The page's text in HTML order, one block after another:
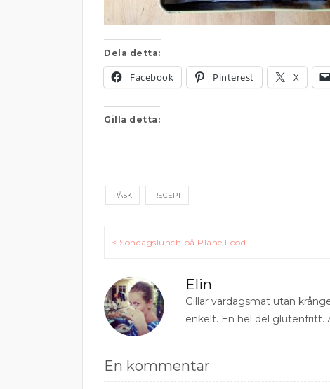
Dela detta:
Facebook Pinterest X
Gilla detta:
PÅSK RECEPT
Inläggsnavigering
< Söndagslunch på Plane Food
Elin
Gillar vardagsmat utan
enkelt. En hel del
En kommentar